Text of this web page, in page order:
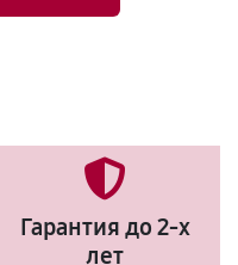
Гарантия до 2-х
лет